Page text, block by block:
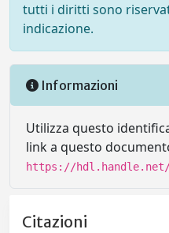
tutti i diritti sono
indicazione.
Informazioni
Utilizza questo
link a questo
https://hdl.handle.net/
Citazioni